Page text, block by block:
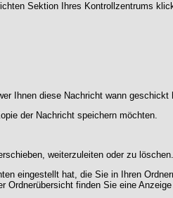
Sektion Ihres Kontrollzentrums
Ihnen diese Nachricht wann geschickt
der Nachricht speichern möchten.
weiterzuleiten oder zu löschen.
eingestellt hat, die Sie in Ihren
finden Sie eine